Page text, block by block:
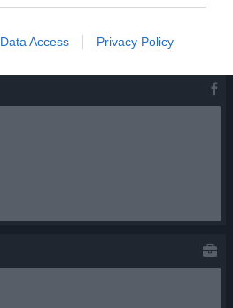
Data Access Privacy Policy
18 aug, 17:00
Kalenderöversikt